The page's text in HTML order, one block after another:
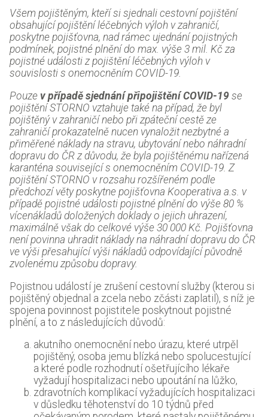
Všem pojištěným, kteří si sjednali cestovní pojištění
obsahující pojištění léčebných výloh v zahraničí,
poskytne pojišťovna, nad rámec ujednání pojistných
podmínek, pojistné plnění do max. výše 3 mil. Kč za
pojistné události z pojištění léčebných výloh v
souvislosti s onemocněním COVID-19.
Pouzev případě sjednání připojištění COVID-19se
pojištění STORNO vztahuje také na případ, že byl
pojištěný v zahraničí nebo při zpáteční cestě ze
zahraničí prokazatelně nucen vynaložit nezbytné a
přiměřené náklady na stravu, ubytování nebo náhradní
dopravu do ČR z důvodu, že byla pojištěnému nařízená
karanténa související s onemocněním COVID-19. Z
pojištění STORNO v rozsahu rozšířeném podle
předchozí věty poskytne pojišťovna Kooperativa a.s. v
případě pojistné události pojistné plnění do výše 80 %
vícenákladů doložených doklady o jejich uhrazení,
maximálně však do celkové výše 30 000 Kč. Pojišťovna
není povinna uhradit náklady na náhradní dopravu do ČR
ve výši přesahující výši nákladů odpovídající původně
zvolenému způsobu dopravy.
Pojistnou událostí je zrušení cestovní služby (kterou si
pojištěný objednal a zcela nebo zčásti zaplatil), s níž je
spojena povinnost pojistitele poskytnout pojistné
plnění, a to z následujících důvodů:
akutního onemocnění nebo úrazu, které utrpěl
pojištěný, osoba jemu blízká nebo spolucestující
a které podle rozhodnutí ošetřujícího lékaře
vyžadují hospitalizaci nebo upoutání na lůžko,
zdravotních komplikací vyžadujících hospitalizaci
v důsledku těhotenství do 10 týdnů před